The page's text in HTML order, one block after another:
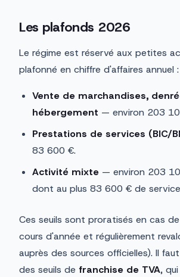
Les plafonds 2026
Le régime est réservé aux petites
plafonné en chiffre d'affaires annuel :
Vente de marchandises,
hébergement — environ 203
Prestations de services (BIC/
83 600 €.
Activité mixte — environ 203
dont au plus 83 600 € de
Ces seuils sont proratisés en cas
cours d'année et régulièrement
auprès des sources officielles). Il
des seuils de franchise de TVA,